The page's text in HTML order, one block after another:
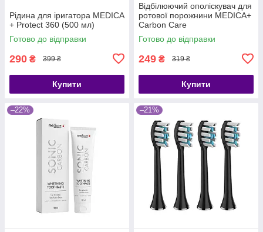
Рідина для іригатора MEDICA
+ Protect 360 (500 мл)
Готово до відправки
290 ₴ 399 ₴
Купити
Відбілюючий ополіскувач для
ротової порожнини MEDICA+
Carbon Carе
Готово до відправки
249 ₴ 319 ₴
Купити
–22% –21%